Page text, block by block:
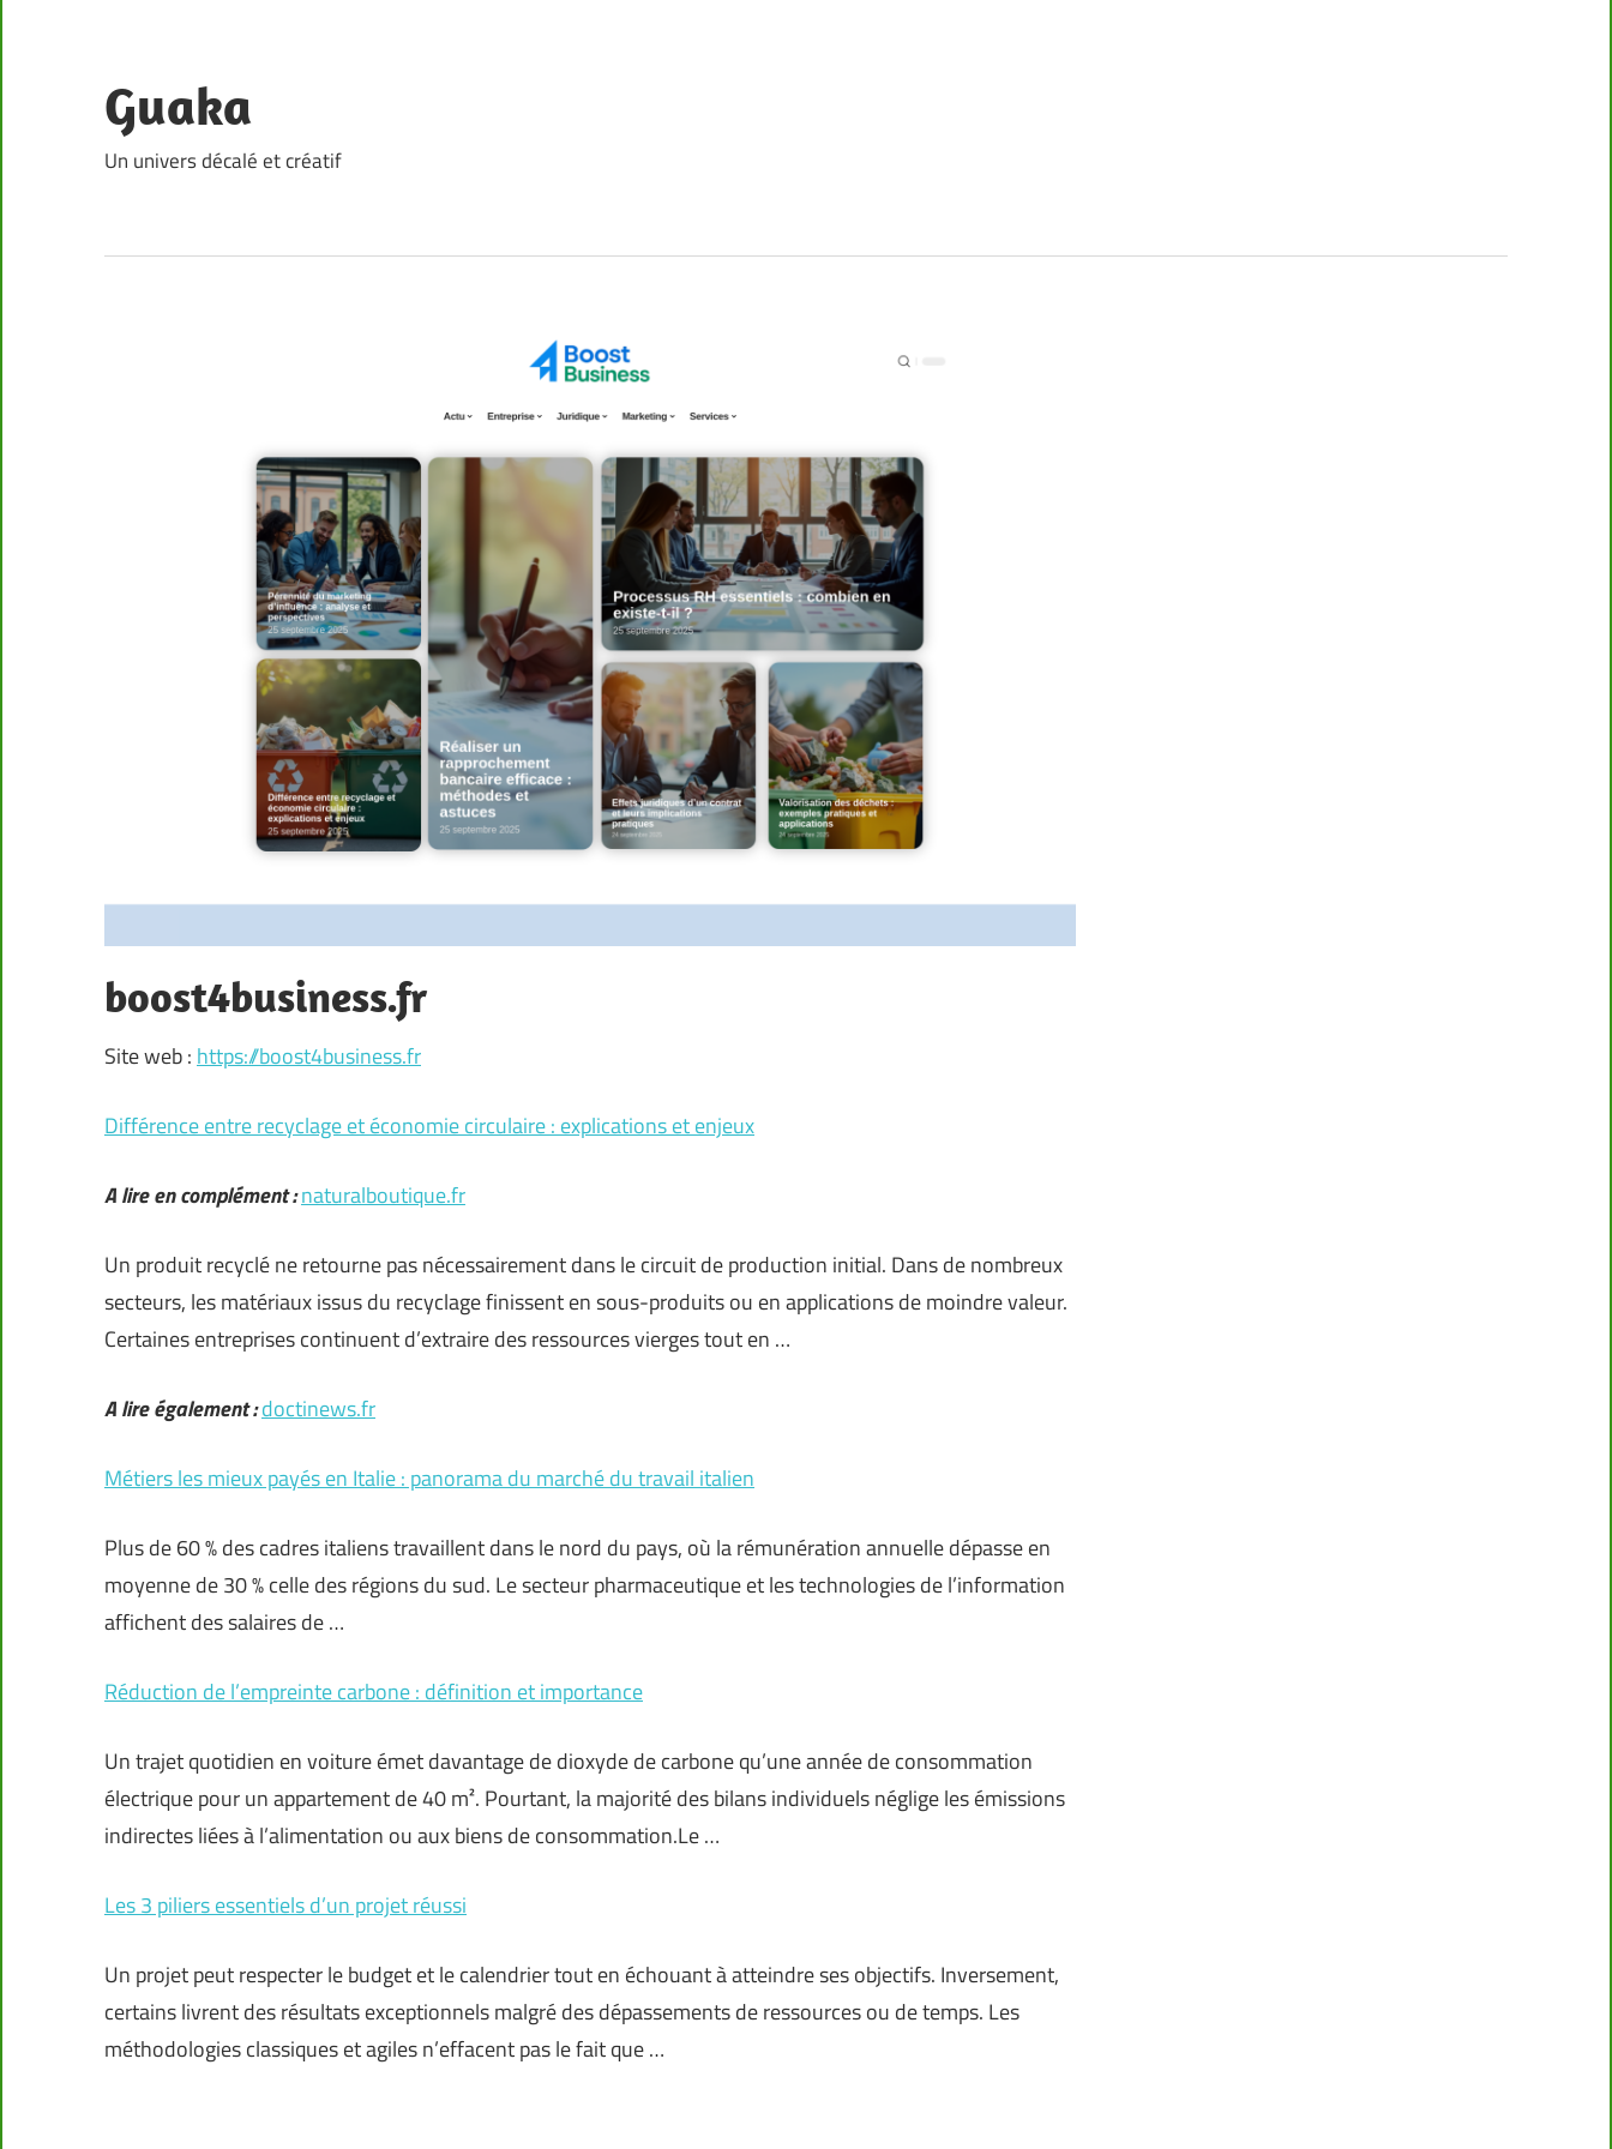
content
Guaka
Un univers décalé et créatif
boost4business.fr
Site web : https://boost4business.fr
Différence entre recyclage et économie circulaire : explications et enjeux
A lire en complément :naturalboutique.fr
Un produit recyclé ne retourne pas nécessairement dans le circuit de production initial. Dans de nombreux
secteurs, les matériaux issus du recyclage finissent en sous-produits ou en applications de moindre valeur.
Certaines entreprises continuent d’extraire des ressources vierges tout en …
A lire également :doctinews.fr
Métiers les mieux payés en Italie : panorama du marché du travail italien
Plus de 60 % des cadres italiens travaillent dans le nord du pays, où la rémunération annuelle dépasse en
moyenne de 30 % celle des régions du sud. Le secteur pharmaceutique et les technologies de l’information
affichent des salaires de …
Réduction de l’empreinte carbone : définition et importance
Un trajet quotidien en voiture émet davantage de dioxyde de carbone qu’une année de consommation
électrique pour un appartement de 40 m². Pourtant, la majorité des bilans individuels néglige les émissions
indirectes liées à l’alimentation ou aux biens de consommation.Le …
Les 3 piliers essentiels d’un projet réussi
Un projet peut respecter le budget et le calendrier tout en échouant à atteindre ses objectifs. Inversement,
certains livrent des résultats exceptionnels malgré des dépassements de ressources ou de temps. Les
méthodologies classiques et agiles n’effacent pas le fait que …